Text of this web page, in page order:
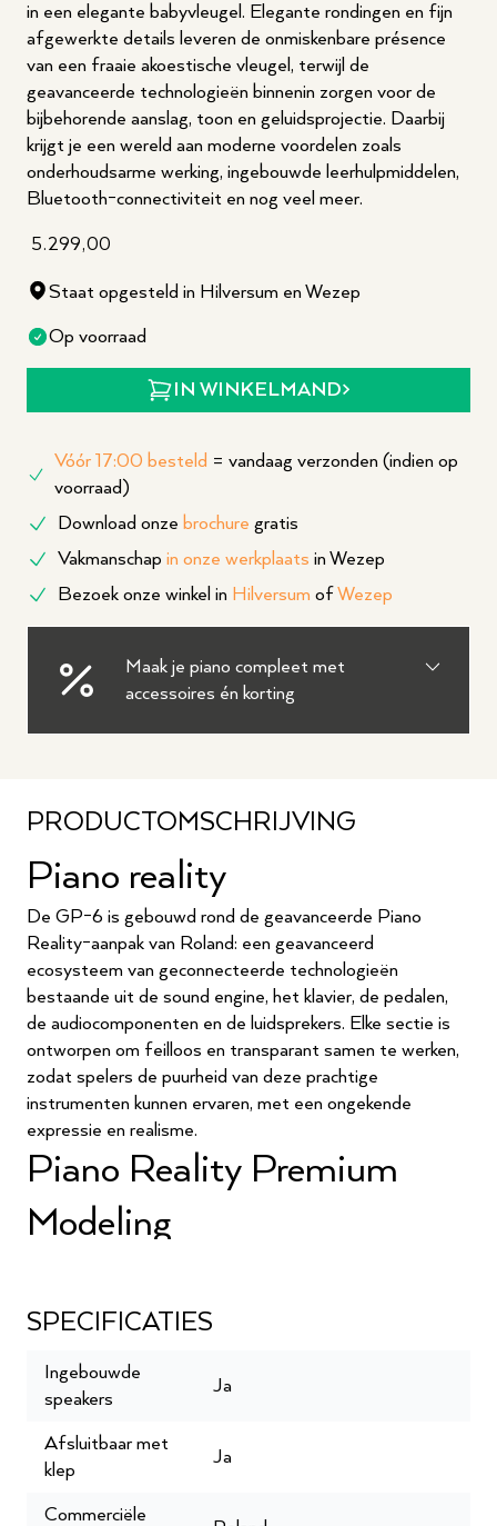
in een elegante babyvleugel. Elegante rondingen en fijn
afgewerkte details leveren de onmiskenbare présence
van een fraaie akoestische vleugel, terwijl de
geavanceerde technologieën binnenin zorgen voor de
bijbehorende aanslag, toon en geluidsprojectie. Daarbij
krijgt je een wereld aan moderne voordelen zoals
onderhoudsarme werking, ingebouwde leerhulpmiddelen,
Bluetooth-connectiviteit en nog veel meer.
5.299,00
Staat opgesteld in Hilversum en Wezep
Op voorraad
IN WINKELMAND
Vóór 17:00 besteld = vandaag verzonden (indien op
voorraad)
Download onze brochure gratis
Vakmanschap in onze werkplaats in Wezep
Bezoek onze winkel in Hilversum of Wezep
Maak je piano compleet met
accessoires én korting
PRODUCTOMSCHRIJVING
Piano reality
De GP-6 is gebouwd rond de geavanceerde Piano
Reality-aanpak van Roland: een geavanceerd
ecosysteem van geconnecteerde technologieën
bestaande uit de sound engine, het klavier, de pedalen,
de audiocomponenten en de luidsprekers. Elke sectie is
ontworpen om feilloos en transparant samen te werken,
zodat spelers de puurheid van deze prachtige
instrumenten kunnen ervaren, met een ongekende
expressie en realisme.
Piano Reality Premium
Modeling
akoestische piano na te bootsen, waardoor je de levende
onder de vingers krijgt. En met een onbeperkte polyfonie
klinken noten en resonanties in volle details, klaar om elke
Authentiek speelgevoel
Het Piano Reality Premium Klavier verbindt je met de
SPECIFICATIES
Ingebouwde
speakers
Ja
Afsluitbaar met
klep
Ja
Commerciële